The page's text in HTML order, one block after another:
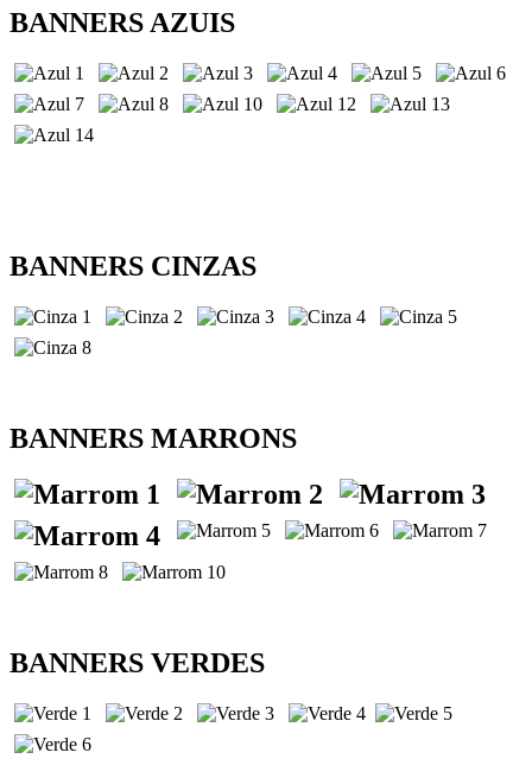
BANNERS AZUIS
BANNERS CINZAS
BANNERS MARRONS
BANNERS VERDES